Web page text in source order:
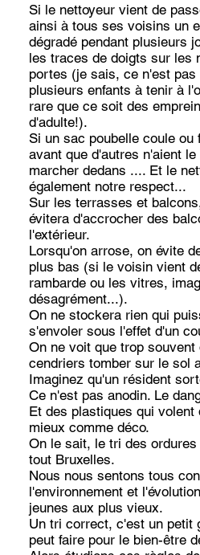
Si le nettoyeur vient de
ainsi à tous ses voisins un
dégradé pendant plusieurs
les traces de doigts sur les
portes (je sais, ce n'est pas
plusieurs enfants à tenir à
rare que ce soit des
d'adulte!).
Si un sac poubelle coule
avant que d'autres n'aient
marcher dedans .... Et le
également notre respect...
Sur les terrasses et
évitera d'accrocher des
l'extérieur.
Lorsqu'on arrose, on évite
plus bas (si le voisin vient
rambarde ou les vitres,
désagrément...).
On ne stockera rien qui
s'envoler sous l'effet d'un
On ne voit que trop souvent
cendriers tomber sur le sol
Imaginez qu'un résident
Ce n'est pas anodin. Le
Et des plastiques qui
mieux comme déco.
On le sait, le tri des
tout Bruxelles.
Nous nous sentons tous
l'environnement et
jeunes aux plus vieux.
Un tri correct, c'est un petit
peut faire pour le bien-être